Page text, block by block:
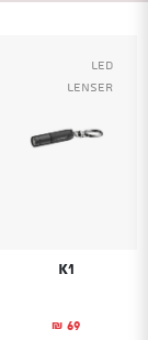
Led
Lenser
K1
₪ 69